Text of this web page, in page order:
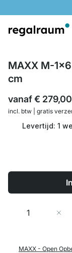
Snelle
MAXX M-
cm
vanaf€ 279,00
incl. btw | gratis
Levertijd: 1
Aantal
MAXX - Open